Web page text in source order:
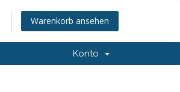
Warenkorb ansehen
Konto